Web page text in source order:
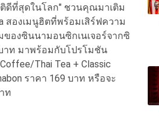
ดีที่สุดในโลก" ชวนคุณมาเติม
สองเมนูฮิตที่พร้อมเสิร์ฟความ
ของซินนามอนซิกเนเจอร์จากซิ
าท มาพร้อมกับโปรโมชัน
Thai Tea + Classic
ราคา 169 บาท หรือจะ
ท